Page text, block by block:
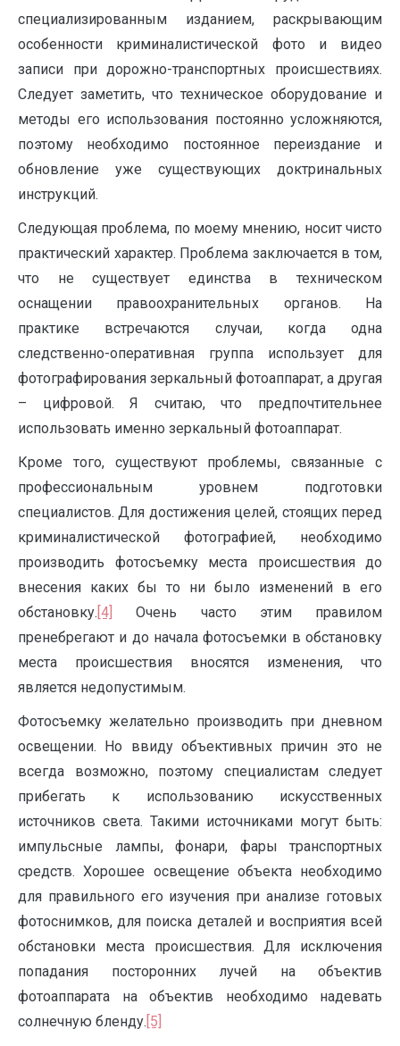
специализированным изданием, раскрывающим
особенности криминалистической фото и видео
записи при дорожно-транспортных происшествиях.
Следует заметить, что техническое оборудование и
методы его использования постоянно усложняются,
поэтому необходимо постоянное переиздание и
обновление уже существующих доктринальных
инструкций.
Следующая проблема, по моему мнению, носит чисто
практический характер. Проблема заключается в том,
что не существует единства в техническом
оснащении правоохранительных органов. На
практике встречаются случаи, когда одна
следственно-оперативная группа использует для
фотографирования зеркальный фотоаппарат, а другая
– цифровой. Я считаю, что предпочтительнее
использовать именно зеркальный фотоаппарат.
Кроме того, существуют проблемы, связанные с
профессиональным уровнем подготовки
специалистов. Для достижения целей, стоящих перед
криминалистической фотографией, необходимо
производить фотосъемку места происшествия до
внесения каких бы то ни было изменений в его
обстановку. [4]
Очень часто этим правилом
пренебрегают и до начала фотосъемки в обстановку
места происшествия вносятся изменения, что
является недопустимым.
Фотосъемку желательно производить при дневном
освещении. Но ввиду объективных причин это не
всегда возможно, поэтому специалистам следует
прибегать к использованию искусственных
источников света. Такими источниками могут быть:
импульсные лампы, фонари, фары транспортных
средств. Хорошее освещение объекта необходимо
для правильного его изучения при анализе готовых
фотоснимков, для поиска деталей и восприятия всей
обстановки места происшествия. Для исключения
попадания посторонних лучей на объектив
фотоаппарата на объектив необходимо надевать
солнечную бленду. [5]